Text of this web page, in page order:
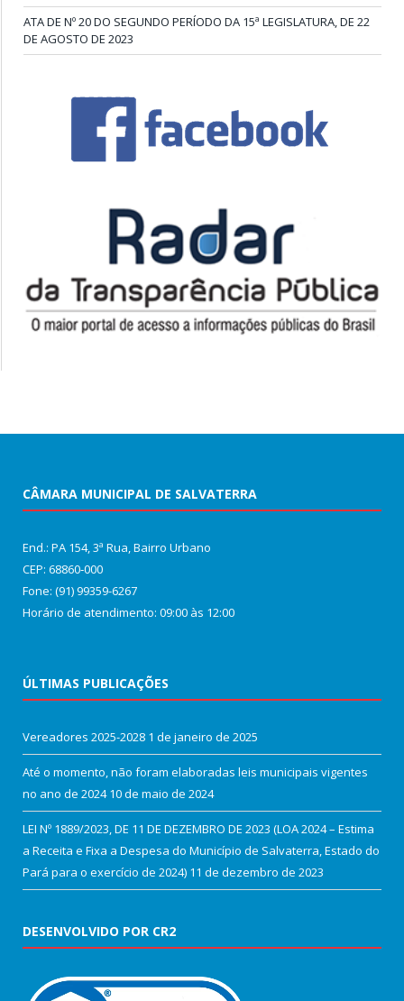
ATA DE Nº 20 DO SEGUNDO PERÍODO DA 15ª LEGISLATURA, DE 22
DE AGOSTO DE 2023
CÂMARA MUNICIPAL DE SALVATERRA
End.: PA 154, 3ª Rua, Bairro Urbano
CEP: 68860‑000
Fone: (91) 99359-6267
Horário de atendimento: 09:00 às 12:00
ÚLTIMAS PUBLICAÇÕES
Vereadores 2025-2028 1 de janeiro de 2025
Até o momento, não foram elaboradas leis municipais vigentes
no ano de 2024 10 de maio de 2024
LEI Nº 1889/2023, DE 11 DE DEZEMBRO DE 2023 (LOA 2024 – Estima
a Receita e Fixa a Despesa do Município de Salvaterra, Estado do
Pará para o exercício de 2024) 11 de dezembro de 2023
DESENVOLVIDO POR CR2